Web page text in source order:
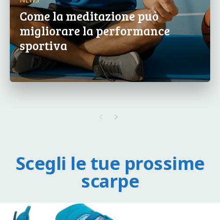
Come la meditazione può
migliorare la performance
sportiva
Scegli le tue prossime
scarpe